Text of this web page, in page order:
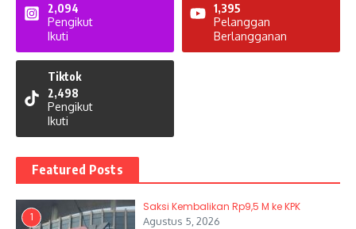
2,094
Pengikut
Ikuti
1,395
Pelanggan
Berlangganan
Tiktok
2,498
Pengikut
Ikuti
Featured Posts
1
Saksi Kembalikan Rp9,5 M ke KPK
Agustus 5, 2026